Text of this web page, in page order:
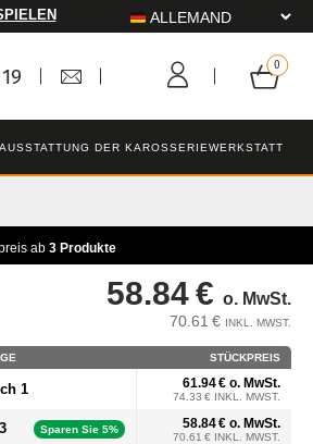
AUSSTATTUNG DER KAROSSERIEWERKSTATT
ab 3 Produkte
STÜCKPREIS
1 61.94 € o. MwSt.
74.33 € INKL. MWST.
Sparen Sie 5% 58.84 € o. MwSt.
70.61 € INKL. MWST.
58.84 € o. MwSt.
70.61 € INKL. MWST.